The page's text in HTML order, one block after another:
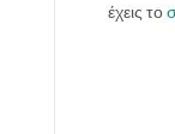
έχεις το